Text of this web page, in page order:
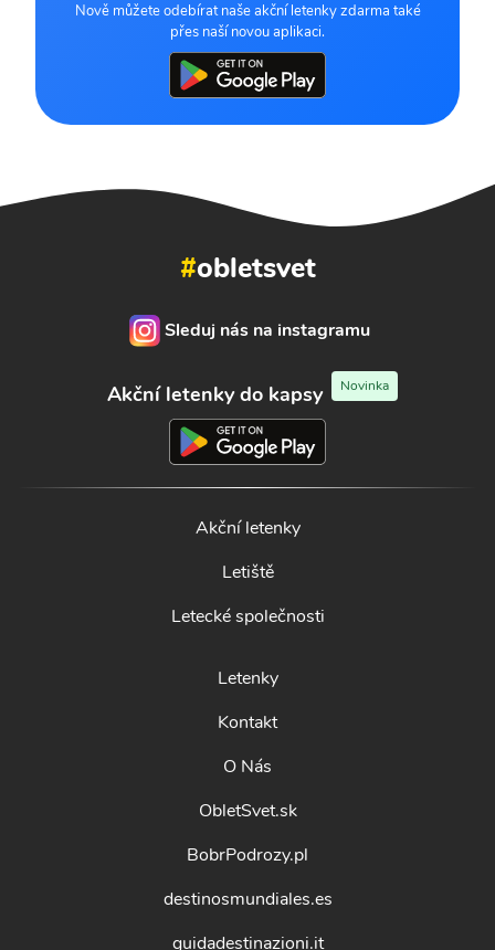
Nově můžete odebírat naše akční letenky zdarma také
přes naší novou aplikaci.
#obletsvet
Sleduj nás na instagramu
Akční letenky do kapsy Novinka
Akční letenky
Letiště
Letecké společnosti
Letenky
Kontakt
O Nás
ObletSvet.sk
BobrPodrozy.pl
destinosmundiales.es
guidadestinazioni.it